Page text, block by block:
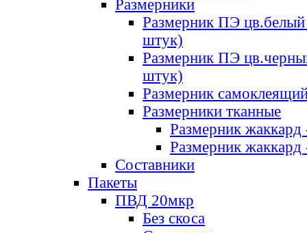
Размерники
Размерник ПЭ цв.белый
штук)
Размерник ПЭ
штук)
Размерник
Размерники тканные
Размерник
Размерник
Составники
Пакеты
ПВД 20мкр
Без скоса